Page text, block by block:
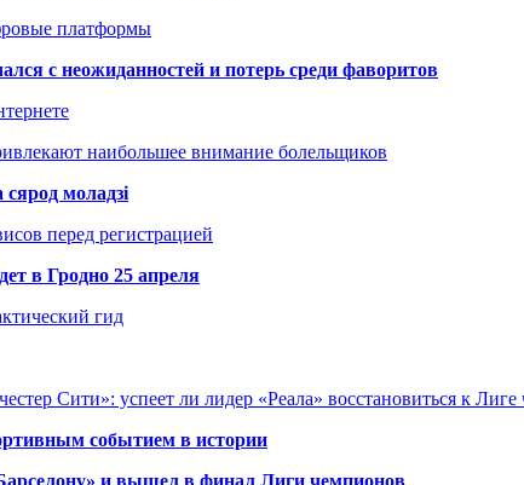
платформы
с неожиданностей и потерь среди фаворитов
наибольшее внимание болельщиков
моладзі
перед регистрацией
в Гродно 25 апреля
гид
Сити»: успеет ли лидер «Реала» восстановиться к
событием в истории